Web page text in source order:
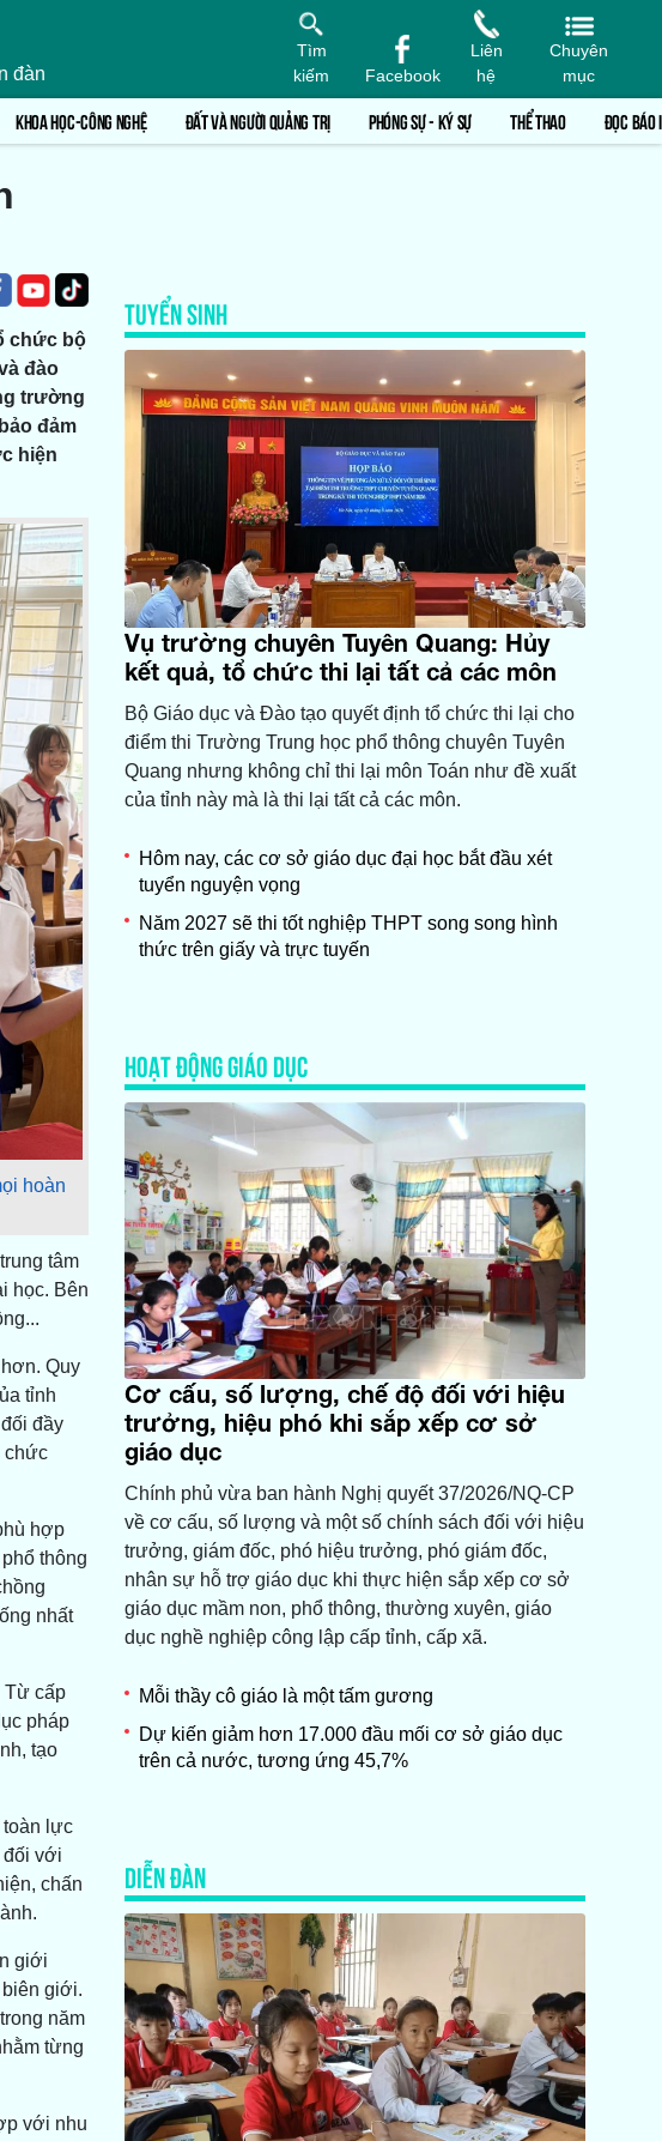
đàn
Tìm
kiếm
Facebook
Liên
hệ
Chuyên
mục
KHOA HỌC-CÔNG NGHỆ ĐẤT VÀ NGƯỜI QUẢNG TRỊ PHÓNG SỰ - KÝ SỰ THỂ THAO ĐỌC BÁO
chức bộ
đào
trường
đảm
hiện
hoàn
tâm
học. Bên
Quy
tỉnh
đầy
chức
hợp
thông
nhất
Từ cấp
pháp
tạo
toàn lực
đối với
chấn
giới
giới.
năm
từng
với nhu
TUYỂN SINH
Vụ trường chuyên Tuyên Quang: Hủy
kết quả, tổ chức thi lại tất cả các môn
Bộ Giáo dục và Đào tạo quyết định tổ chức thi lại cho
điểm thi Trường Trung học phổ thông chuyên Tuyên
Quang nhưng không chỉ thi lại môn Toán như đề xuất
của tỉnh này mà là thi lại tất cả các môn.
Hôm nay, các cơ sở giáo dục đại học bắt đầu xét
tuyển nguyện vọng
Năm 2027 sẽ thi tốt nghiệp THPT song song hình
thức trên giấy và trực tuyến
HOẠT ĐỘNG GIÁO DỤC
Cơ cấu, số lượng, chế độ đối với hiệu
trưởng, hiệu phó khi sắp xếp cơ sở
giáo dục
Chính phủ vừa ban hành Nghị quyết 37/2026/NQ-CP
về cơ cấu, số lượng và một số chính sách đối với hiệu
trưởng, giám đốc, phó hiệu trưởng, phó giám đốc,
nhân sự hỗ trợ giáo dục khi thực hiện sắp xếp cơ sở
giáo dục mầm non, phổ thông, thường xuyên, giáo
dục nghề nghiệp công lập cấp tỉnh, cấp xã.
Mỗi thầy cô giáo là một tấm gương
Dự kiến giảm hơn 17.000 đầu mối cơ sở giáo dục
trên cả nước, tương ứng 45,7%
DIỄN ĐÀN